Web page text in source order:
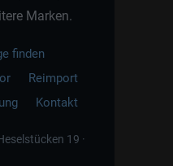
Marken.
finden
Reimport
Kontakt
19 ·